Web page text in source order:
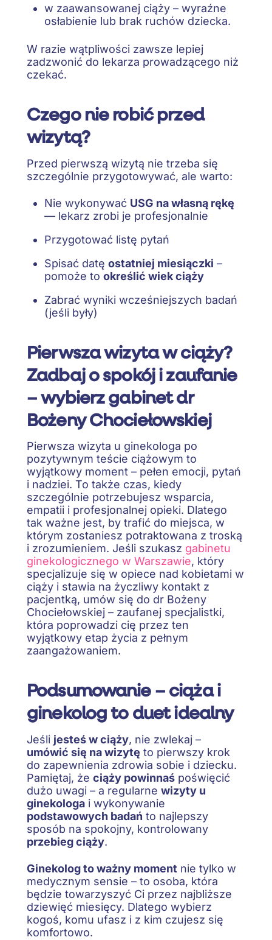
w zaawansowanej ciąży – wyraźne
osłabienie lub brak ruchów dziecka.
W razie wątpliwości zawsze lepiej
zadzwonić do lekarza prowadzącego niż
czekać.
Czego nie robić przed
wizytą?
Przed pierwszą wizytą nie trzeba się
szczególnie przygotowywać, ale warto:
Nie wykonywać USG na własną rękę
— lekarz zrobi je profesjonalnie
Przygotować listę pytań
Spisać datę ostatniej miesiączki –
pomoże to określić wiek ciąży
Zabrać wyniki wcześniejszych badań
(jeśli były)
Pierwsza wizyta w ciąży?
Zadbaj o spokój i zaufanie
– wybierz gabinet dr
Bożeny Chociełowskiej
Pierwsza wizyta u ginekologa po
pozytywnym teście ciążowym to
wyjątkowy moment – pełen emocji, pytań
i nadziei. To także czas, kiedy
szczególnie potrzebujesz wsparcia,
empatii i profesjonalnej opieki. Dlatego
tak ważne jest, by trafić do miejsca, w
którym zostaniesz potraktowana z troską
i zrozumieniem. Jeśli szukasz gabinetu
ginekologicznego w Warszawie, który
specjalizuje się w opiece nad kobietami w
ciąży i stawia na życzliwy kontakt z
pacjentką, umów się do dr Bożeny
Chociełowskiej – zaufanej specjalistki,
która poprowadzi cię przez ten
wyjątkowy etap życia z pełnym
zaangażowaniem.
Podsumowanie – ciąża i
ginekolog to duet idealny
Jeśli jesteś w ciąży, nie zwlekaj –
umówić się na wizytę to pierwszy krok
do zapewnienia zdrowia sobie i dziecku.
Pamiętaj, że ciąży powinnaś poświęcić
dużo uwagi – a regularne wizyty u
ginekologa i wykonywanie
podstawowych badań to najlepszy
sposób na spokojny, kontrolowany
przebieg ciąży.
Ginekolog to ważny moment nie tylko w
medycznym sensie – to osoba, która
będzie towarzyszyć Ci przez najbliższe
dziewięć miesięcy. Dlatego wybierz
kogoś, komu ufasz i z kim czujesz się
komfortowo.